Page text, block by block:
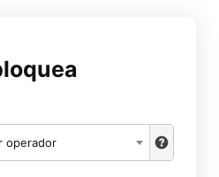
operador